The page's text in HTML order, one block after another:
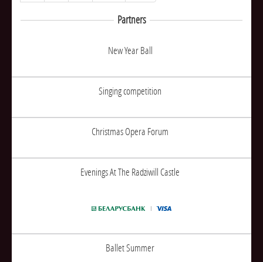
Partners
New Year Ball
Singing competition
Christmas Opera Forum
Evenings At The Radziwill Castle
Ballet Summer